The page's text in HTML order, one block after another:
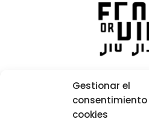
Gestionar el
consentimiento
cookies